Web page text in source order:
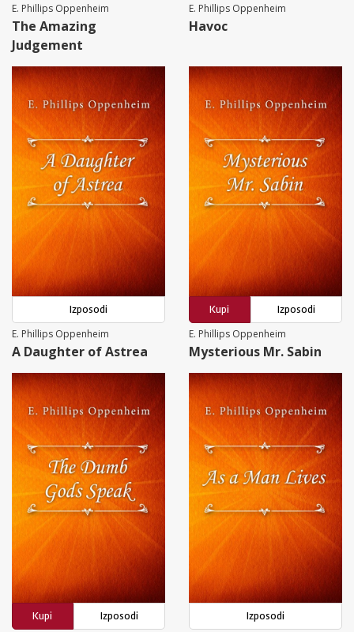
E. Phillips Oppenheim
The Amazing
Judgement
E. Phillips Oppenheim
Havoc
Izposodi
E. Phillips Oppenheim
A Daughter of Astrea
Kupi
Izposodi
E. Phillips Oppenheim
Mysterious Mr. Sabin
Kupi
Izposodi
Izposodi